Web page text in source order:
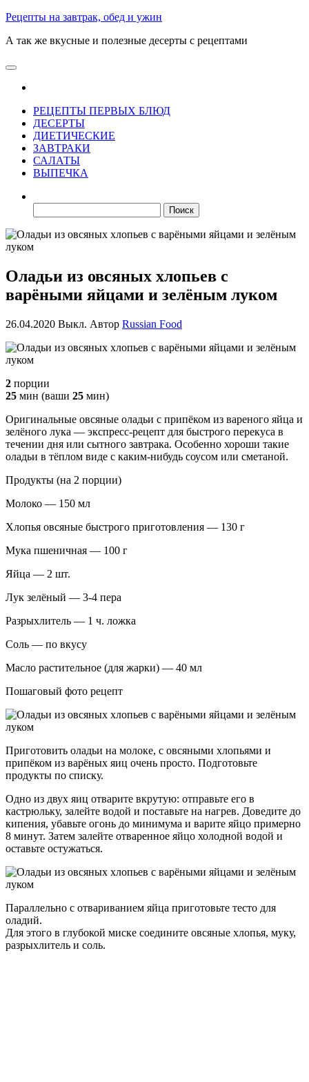
Skip
the
Рецепты на завтрак, обед и ужин
А так же вкусные и полезные десерты с рецептами
РЕЦЕПТЫ ПЕРВЫХ БЛЮД
ДЕСЕРТЫ
ДИЕТИЧЕСКИЕ
ЗАВТРАКИ
САЛАТЫ
ВЫПЕЧКА
Оладьи из овсяных хлопьев с
варёными яйцами и зелёным луком
26.04.2020 Выкл. Автор Russian Food
2 порции
25 мин (ваши 25 мин)
Оригинальные овсяные оладьи с припёком из вареного яйца и
зелёного лука — экспресс-рецепт для быстрого перекуса в
течении дня или сытного завтрака. Особенно хороши такие
оладьи в тёплом виде с каким-нибудь соусом или сметаной.
Продукты (на 2 порции)
Молоко — 150 мл
Хлопья овсяные быстрого приготовления — 130 г
Мука пшеничная — 100 г
Яйца — 2 шт.
Лук зелёный — 3-4 пера
Разрыхлитель — 1 ч. ложка
Соль — по вкусу
Масло растительное (для жарки) — 40 мл
Пошаговый фото рецепт
Приготовить оладьи на молоке, с овсяными хлопьями и
припёком из варёных яиц очень просто. Подготовьте
продукты по списку.
Одно из двух яиц отварите вкрутую: отправьте его в
кастрюльку, залейте водой и поставьте на нагрев. Доведите до
кипения, убавьте огонь до минимума и варите яйцо примерно
8 минут. Затем залейте отваренное яйцо холодной водой и
оставьте остужаться.
Параллельно с отвариванием яйца приготовьте тесто для
оладий.
Для этого в глубокой миске соедините овсяные хлопья, муку,
разрыхлитель и соль.